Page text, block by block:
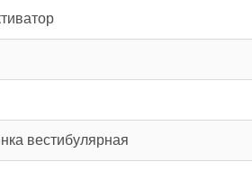
вестибулярная